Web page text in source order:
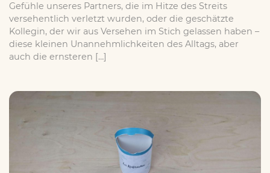
Gefühle unseres Partners, die im Hitze des Streits
versehentlich verletzt wurden, oder die geschätzte
Kollegin, der wir aus Versehen im Stich gelassen haben –
diese kleinen Unannehmlichkeiten des Alltags, aber
auch die ernsteren […]